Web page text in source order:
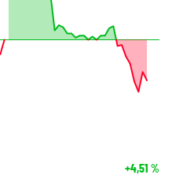
+4,51 %